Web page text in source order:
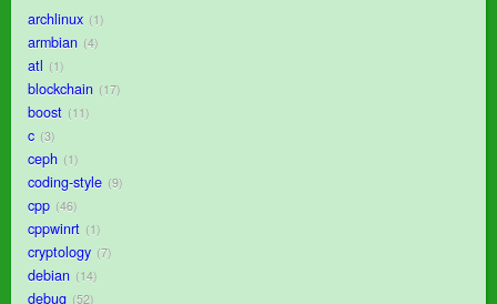
archlinux 1
armbian 4
atl 1
blockchain 17
boost 11
c 3
ceph 1
coding-style 9
cpp 46
cppwinrt 1
cryptology 7
debian 14
debug 52